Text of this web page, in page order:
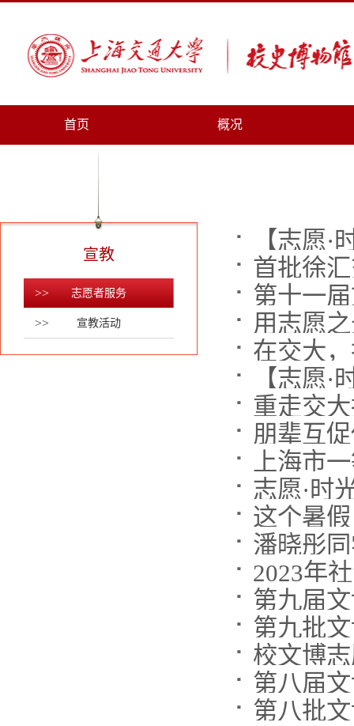
首页 概况
宣教
>> 志愿者服务
>> 宣教活动
首批徐
第十一
在交大
【志愿
重走交
上海市
志愿·时
这个暑
2023年
第九届
第九批
校文博
第八届
第八批